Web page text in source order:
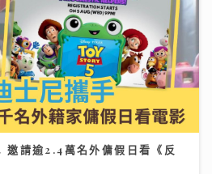
請逾2.4萬名外傭假日看《反